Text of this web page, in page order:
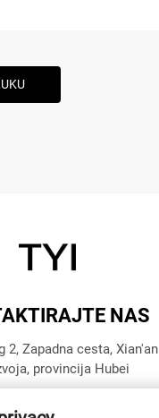
NAS
2, Zapadna cesta, Xian'an
provincija Hubei